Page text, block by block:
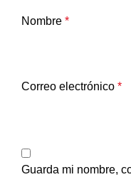
Nombre *
Correo electrónico *
Guarda mi nombre,